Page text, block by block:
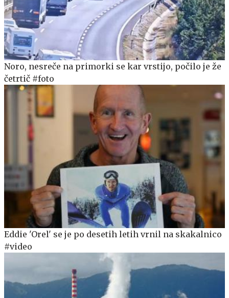
Noro, nesreče na primorki se kar vrstijo, počilo je že
četrtič #foto
Eddie 'Orel' se je po desetih letih vrnil na skakalnico
#video